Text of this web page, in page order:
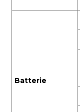
Batterie